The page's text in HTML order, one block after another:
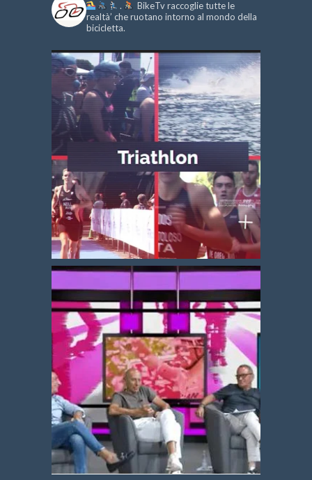
.
BikeTv raccoglie tutte le
realtà’ che ruotano intorno al mondo della
bicicletta.